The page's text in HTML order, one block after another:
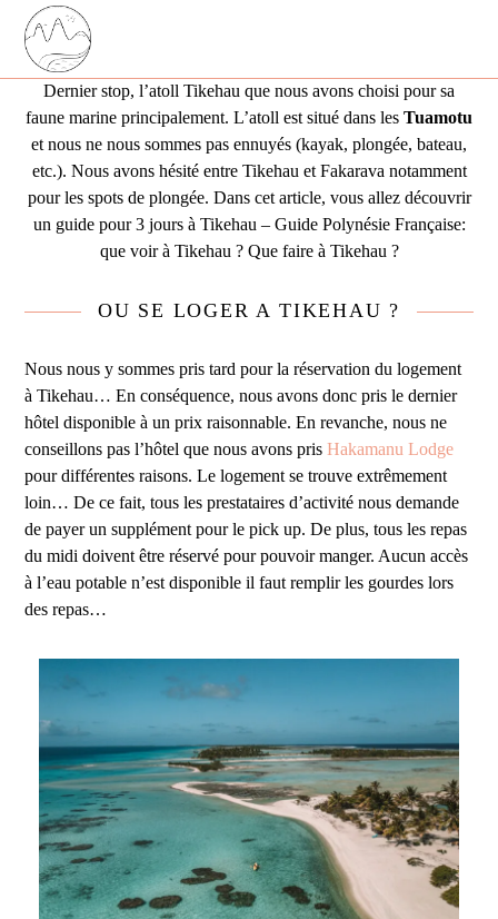
Skip
content
Open
mobile
menu
Close
mobile
menu
Dernier stop, l’atoll Tikehau que nous avons choisi pour sa
faune marine principalement. L’atoll est situé dans les Tuamotu
et nous ne nous sommes pas ennuyés (kayak, plongée, bateau,
etc.). Nous avons hésité entre Tikehau et Fakarava notamment
pour les spots de plongée. Dans cet article, vous allez découvrir
un guide pour 3 jours à Tikehau – Guide Polynésie Française:
que voir à Tikehau ? Que faire à Tikehau ?
OU SE LOGER A TIKEHAU ?
Nous nous y sommes pris tard pour la réservation du logement
à Tikehau… En conséquence, nous avons donc pris le dernier
hôtel disponible à un prix raisonnable. En revanche, nous ne
conseillons pas l’hôtel que nous avons prisHakamanu Lodge
pour différentes raisons. Le logement se trouve extrêmement
loin… De ce fait, tous les prestataires d’activité nous demande
de payer un supplément pour le pick up. De plus, tous les repas
du midi doivent être réservé pour pouvoir manger. Aucun accès
à l’eau potable n’est disponible il faut remplir les gourdes lors
des repas…